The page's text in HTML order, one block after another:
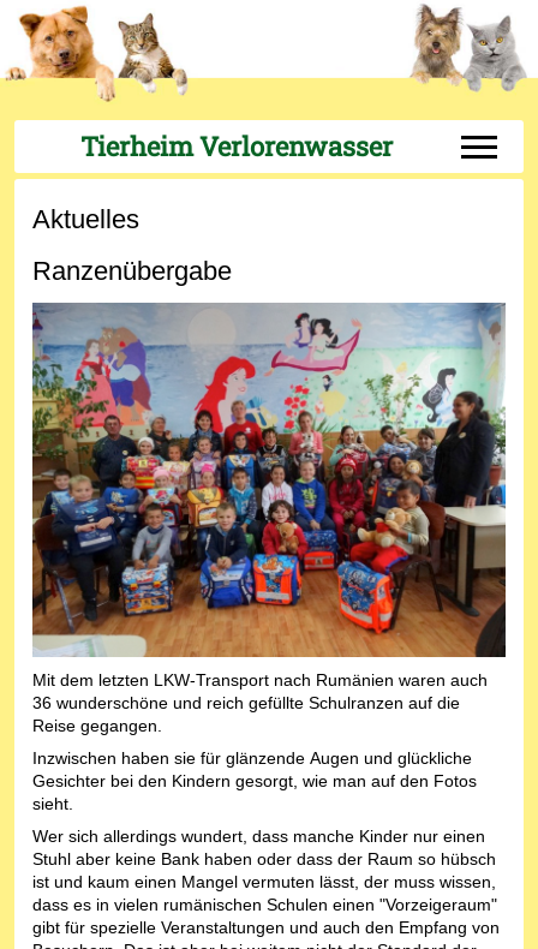
Tierheim Verlorenwasser Off-
Aktuelles
Ranzenübergabe
Mit dem letzten LKW-Transport nach Rumänien waren auch
36 wunderschöne und reich gefüllte Schulranzen auf die
Reise gegangen.
Inzwischen haben sie für glänzende Augen und glückliche
Gesichter bei den Kindern gesorgt, wie man auf den Fotos
sieht.
Wer sich allerdings wundert, dass manche Kinder nur einen
Stuhl aber keine Bank haben oder dass der Raum so hübsch
ist und kaum einen Mangel vermuten lässt, der muss wissen,
dass es in vielen rumänischen Schulen einen "Vorzeigeraum"
gibt für spezielle Veranstaltungen und auch den Empfang von